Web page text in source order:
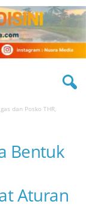
dan Posko THR,
Bentuk
Aturan